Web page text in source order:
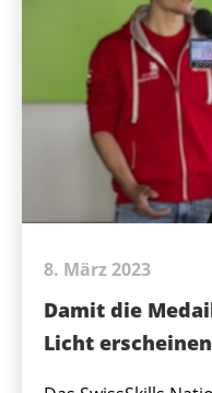
8. März 2023
Damit die
Licht erscheinen